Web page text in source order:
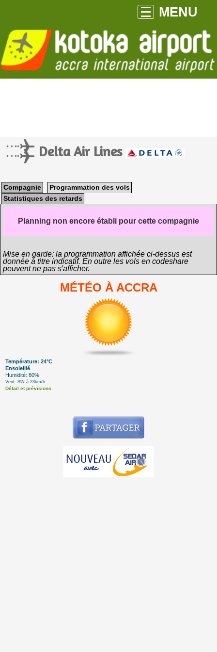
MENU
Delta Air Lines
Compagnie
Programmation des vols
Statistiques des retards
Planning non encore établi pour cette compagnie
Mise en garde: la programmation affichée ci-dessus est
donnée à titre indicatif. En outre les vols en codeshare
peuvent ne pas s'afficher.
MÉTÉO À ACCRA
Température: 24°C
Ensoleillé
Humidité: 80%
Vent: SW à 23km/h
Détail et prévisions